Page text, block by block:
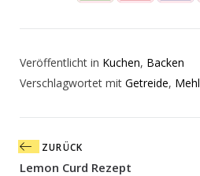
Veröffentlicht in Kuchen, Backen
Verschlagwortet mit Getreide, Mehl
Beitragsnavigation
ZURÜCK
Lemon Curd Rezept